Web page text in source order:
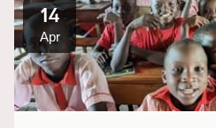
14
Apr